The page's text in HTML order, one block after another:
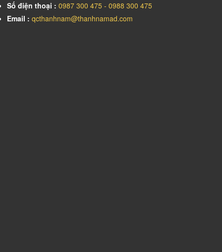
Số điện thoại : 0987 300 475 - 0988 300 475
Email : qcthanhnam@thanhnamad.com